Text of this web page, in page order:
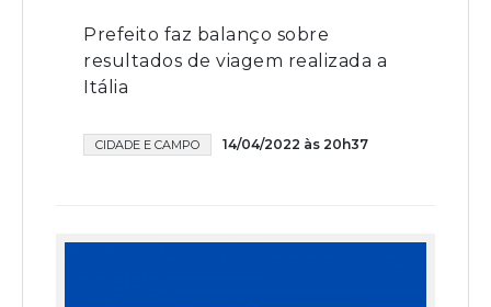
Prefeito faz balanço sobre
resultados de viagem realizada a
Itália
CIDADE E CAMPO 14/04/2022 às 20h37